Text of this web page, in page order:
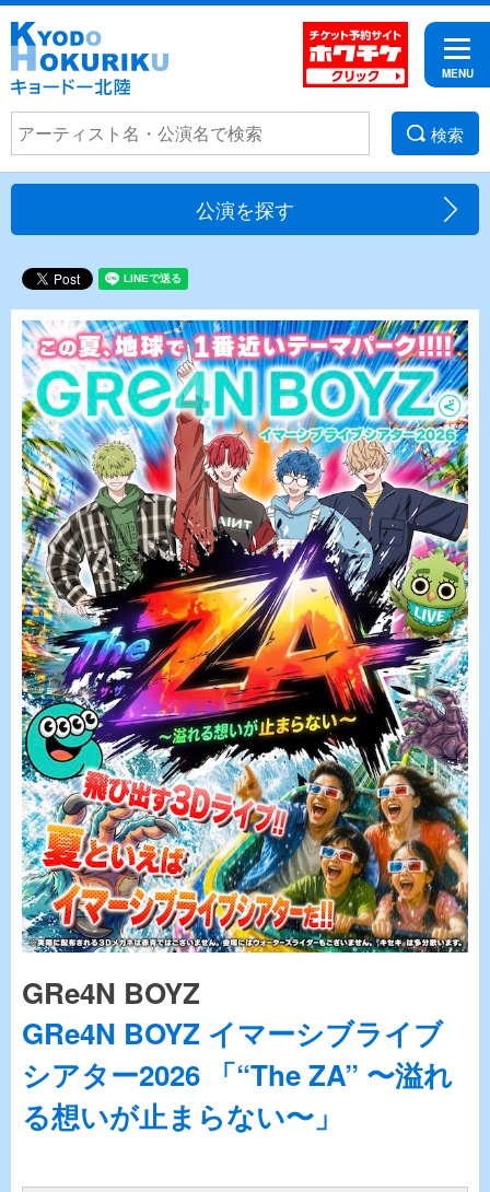
検索
公演を探す
GRe4N BOYZ
GRe4N BOYZ イマーシブライブ
シアター2026 「“The ZA” 〜溢れ
る想いが止まらない〜」